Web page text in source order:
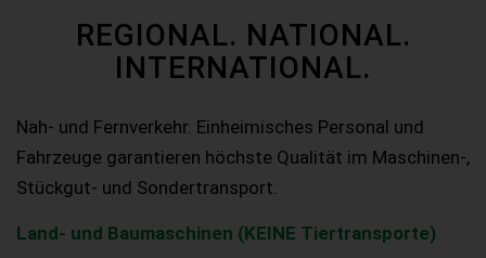
REGIONAL. NATIONAL.
INTERNATIONAL.
Nah- und Fernverkehr. Einheimisches Personal und
Fahrzeuge garantieren höchste Qualität im Maschinen-,
Stückgut- und Sondertransport.
Land- und Baumaschinen (KEINE Tiertransporte)